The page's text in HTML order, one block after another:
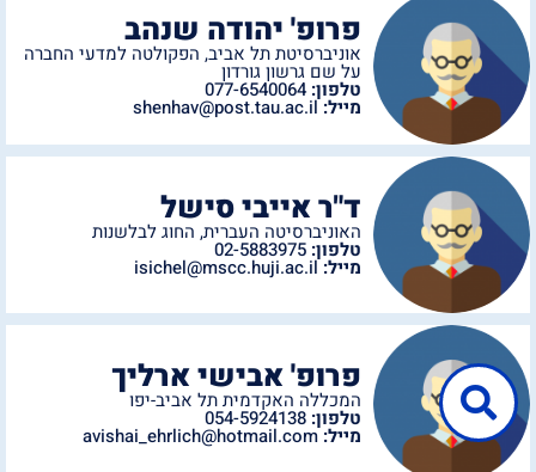
פרופ' יהודה שנהב
אוניברסיטת תל אביב, הפקולטה למדעי החברה
על שם גרשון גורדון
טלפון: 077-6540064
מייל:shenhav@post.tau.ac.il
ד"ר אייבי סישל
האוניברסיטה העברית, החוג לבלשנות
טלפון: 02-5883975
מייל:isichel@mscc.huji.ac.il
פרופ' אבישי ארליך
המכללה האקדמית תל אביב-יפו
טלפון: 054-5924138
מייל:avishai_ehrlich@hotmail.com